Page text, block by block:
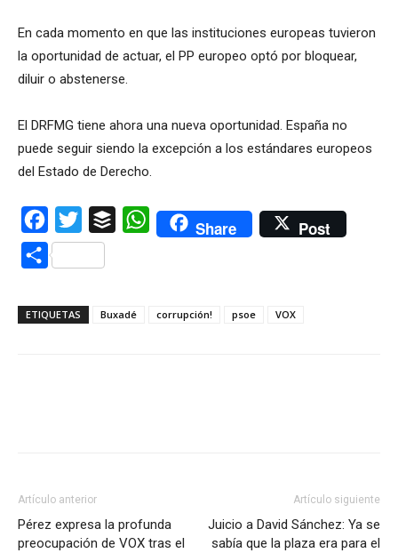
En cada momento en que las instituciones europeas tuvieron
la oportunidad de actuar, el PP europeo optó por bloquear,
diluir o abstenerse.
El DRFMG tiene ahora una nueva oportunidad. España no
puede seguir siendo la excepción a los estándares europeos
del Estado de Derecho.
Facebook
Twitter Buffer WhatsAppShare Post
Compartir
ETIQUETAS Buxadé corrupción! psoe VOX
Artículo anterior
Pérez expresa la profunda
preocupación de VOX tras el
Artículo siguiente
Juicio a David Sánchez: Ya se
sabía que la plaza era para el